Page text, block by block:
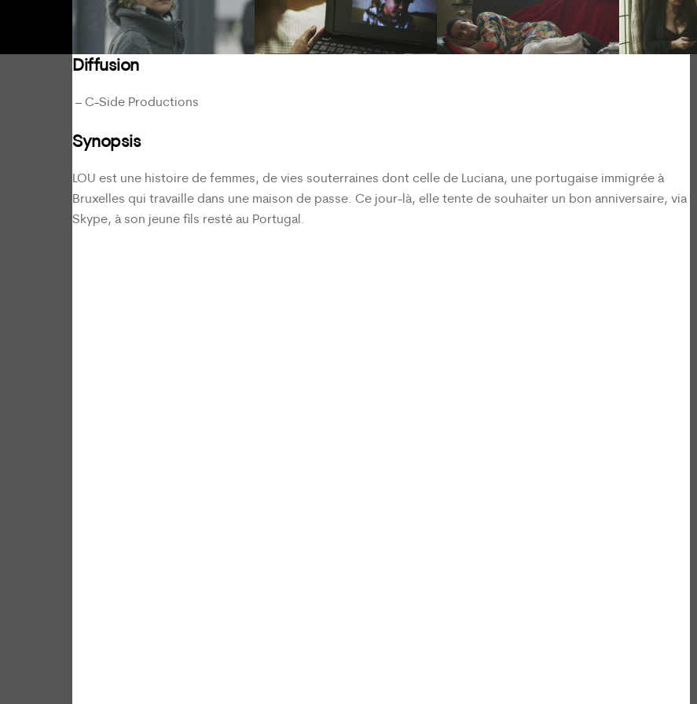
Diffusion
C-Side Productions
Synopsis
LOU est une histoire de femmes, de vies souterraines dont celle de Luciana, une portugaise immigrée à
Bruxelles qui travaille dans une maison de passe. Ce jour-là, elle tente de souhaiter un bon anniversaire, via
Skype, à son jeune fils resté au Portugal.